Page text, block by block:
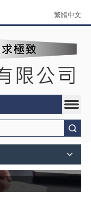
繁體中文